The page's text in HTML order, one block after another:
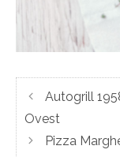
Autogrill
Ovest
Pizza